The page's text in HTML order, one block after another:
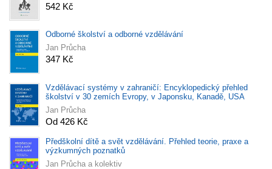
542 Kč
Odborné školství a odborné vzdělávání
Jan Průcha
347 Kč
Vzdělávací systémy v zahraničí: Encyklopedický přehled
školství v 30 zemích Evropy, v Japonsku, Kanadě, USA
Jan Průcha
Od 426 Kč
Předškolní dítě a svět vzdělávání. Přehled teorie, praxe a
výzkumných poznatků
Jan Průcha a kolektiv